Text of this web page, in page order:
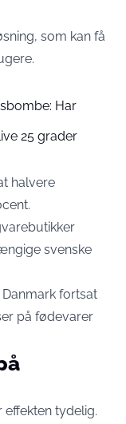
som kan få
Har
25 grader
halvere
svenske
fortsat
på fødevarer
tydelig.